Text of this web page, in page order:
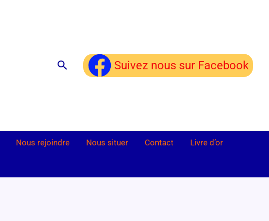
Rechercher Suivez nous sur Facebook
Nous rejoindre Nous situer Contact Livre d’or